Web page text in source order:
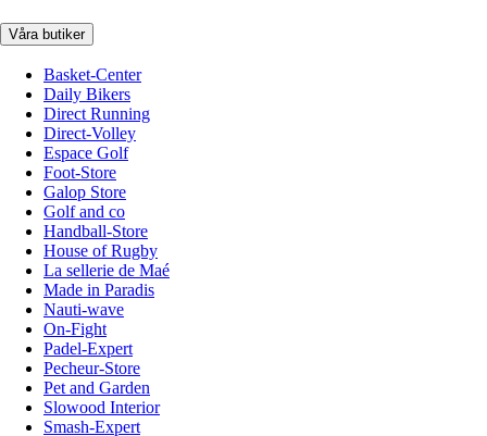
Våra butiker
Basket-Center
Daily Bikers
Direct Running
Direct-Volley
Espace Golf
Foot-Store
Galop Store
Golf and co
Handball-Store
House of Rugby
La sellerie de Maé
Made in Paradis
Nauti-wave
On-Fight
Padel-Expert
Pecheur-Store
Pet and Garden
Slowood Interior
Smash-Expert